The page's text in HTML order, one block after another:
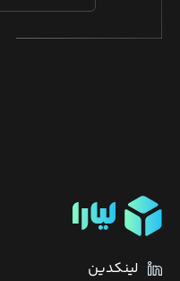
لینکدین